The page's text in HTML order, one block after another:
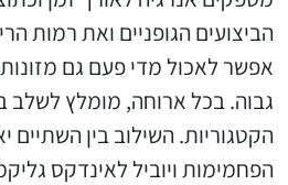
הביצועים הגופניים ואת רמות
אפשר לאכול מדי פעם גם
גבוה. בכל ארוחה, מומלץ לשלב
הקטגוריות. השילוב בין
הפחמימות ויוביל לאינדקס